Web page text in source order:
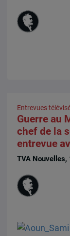
Entrevues
Guerre au
chef de la
entrevue
TVA